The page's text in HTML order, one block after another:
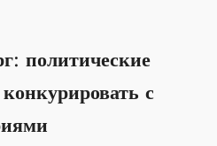
политические
с